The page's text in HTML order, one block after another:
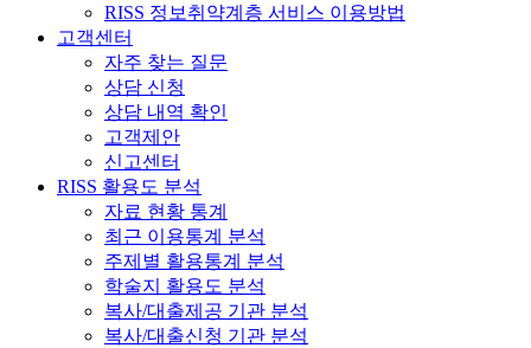
RISS 정보취약계층 서비스 이용방법
고객센터
자주 찾는 질문
상담 신청
상담 내역 확인
고객제안
신고센터
RISS 활용도 분석
자료 현황 통계
최근 이용통계 분석
주제별 활용통계 분석
학술지 활용도 분석
복사/대출제공 기관 분석
복사/대출신청 기관 분석